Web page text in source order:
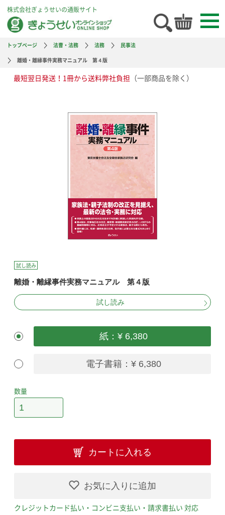
株式会社ぎょうせいの通販サイト
トップページ 法曹・法務 法務
民事法
離婚・離縁事件実務マニュアル 第４版
最短翌日発送！1冊から送料弊社負担 （一部商品を除く）
試し読み
離婚・離縁事件実務マニュアル 第４版
試し読み
紙：¥ 6,380
電子書籍：¥ 6,380
数量
カートに入れる
お気に入りに追加
クレジットカード払い・コンビニ支払い・請求書払い 対応